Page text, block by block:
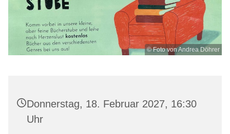
© Foto von Andrea Döhrer
Donnerstag, 18. Februar 2027, 16:30
Uhr